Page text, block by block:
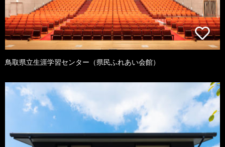
鳥取県立生涯学習センター（県民ふれあい会館）